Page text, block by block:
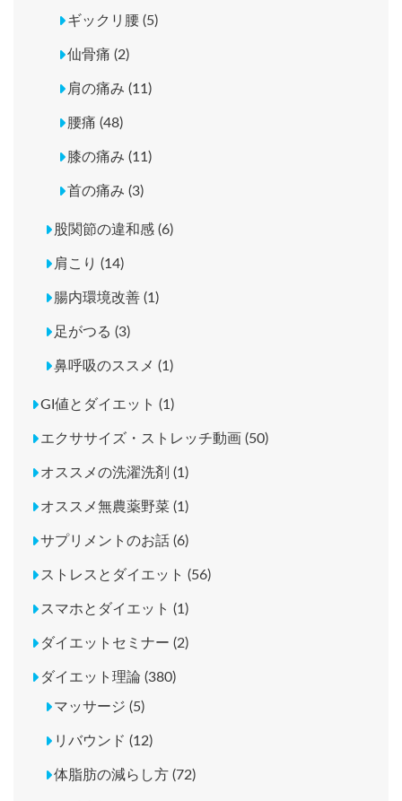
ギックリ腰 (5)
仙骨痛 (2)
肩の痛み (11)
腰痛 (48)
膝の痛み (11)
首の痛み (3)
股関節の違和感 (6)
肩こり (14)
腸内環境改善 (1)
足がつる (3)
鼻呼吸のススメ (1)
GI値とダイエット (1)
エクササイズ・ストレッチ動画 (50)
オススメの洗濯洗剤 (1)
オススメ無農薬野菜 (1)
サプリメントのお話 (6)
ストレスとダイエット (56)
スマホとダイエット (1)
ダイエットセミナー (2)
ダイエット理論 (380)
マッサージ (5)
リバウンド (12)
体脂肪の減らし方 (72)